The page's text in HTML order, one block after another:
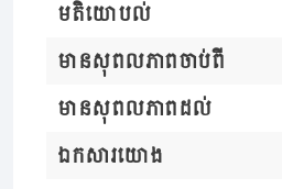
មតិយោបល់
មានសុពលភាពចាប់ពី
មានសុពលភាពដល់
ឯកសារយោង